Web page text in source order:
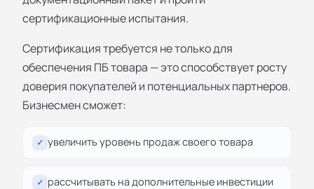
сертификационные испытания.
Сертификация требуется не только для
обеспечения ПБ товара — это способствует росту
доверия покупателей и потенциальных партнеров.
Бизнесмен сможет:
✓ увеличить уровень продаж своего товара
✓ рассчитывать на дополнительные инвестиции